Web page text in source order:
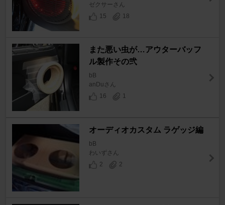
ゼクサーさん
15
18
また悪い虫が…アウターバッフ
ル製作その弐
bB
anDuさん
16
1
オーディオカスタム ラゲッジ編
bB
わいずさん
2
2